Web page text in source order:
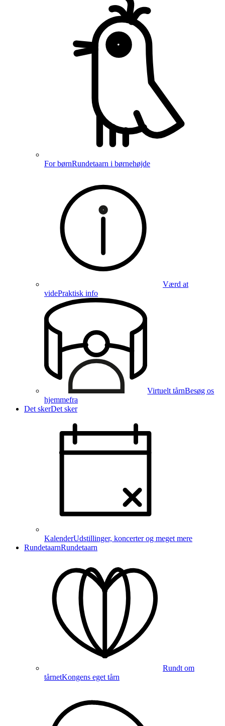
For børnRundetaarn i børnehøjde
Værd at
videPraktisk info
Virtuelt tårnBesøg os
hjemmefra
Det skerDet sker
KalenderUdstillinger, koncerter og meget mere
RundetaarnRundetaarn
Rundt om
tårnetKongens eget tårn